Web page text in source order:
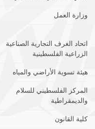
وزارة العمل
اتحاد الغرف التجارية الصناعية
الزراعية الفلسطينية
هيئة تسوية الأراضي والمياه
المركز الفلسطيني للسلام
والديمقراطية
كلية القانون